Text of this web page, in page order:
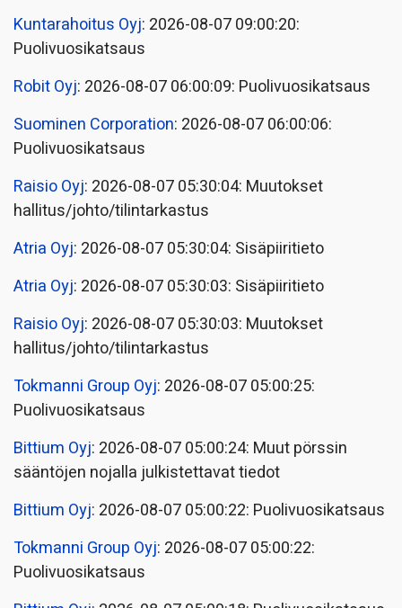
Kuntarahoitus Oyj: 2026-08-07 09:00:20:
Puolivuosikatsaus
Robit Oyj: 2026-08-07 06:00:09: Puolivuosikatsaus
Suominen Corporation: 2026-08-07 06:00:06:
Puolivuosikatsaus
Raisio Oyj: 2026-08-07 05:30:04: Muutokset
hallitus/johto/tilintarkastus
Atria Oyj: 2026-08-07 05:30:04: Sisäpiiritieto
Atria Oyj: 2026-08-07 05:30:03: Sisäpiiritieto
Raisio Oyj: 2026-08-07 05:30:03: Muutokset
hallitus/johto/tilintarkastus
Tokmanni Group Oyj: 2026-08-07 05:00:25:
Puolivuosikatsaus
Bittium Oyj: 2026-08-07 05:00:24: Muut pörssin
sääntöjen nojalla julkistettavat tiedot
Bittium Oyj: 2026-08-07 05:00:22: Puolivuosikatsaus
Tokmanni Group Oyj: 2026-08-07 05:00:22:
Puolivuosikatsaus